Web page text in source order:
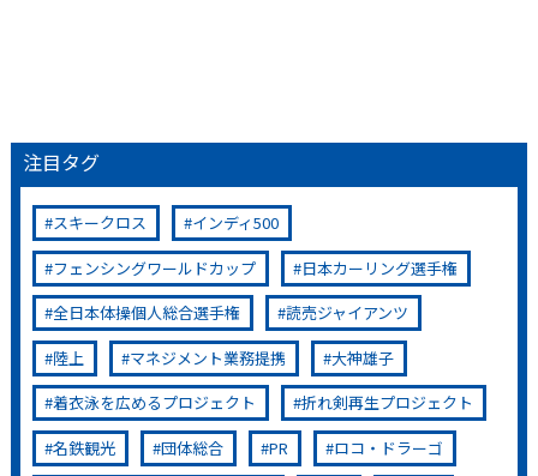
注目タグ
スキークロス
インディ500
フェンシングワールドカップ
日本カーリング選手権
全日本体操個人総合選手権
読売ジャイアンツ
陸上
マネジメント業務提携
大神雄子
着衣泳を広めるプロジェクト
折れ剣再生プロジェクト
名鉄観光
団体総合 PR
ロコ・ドラーゴ